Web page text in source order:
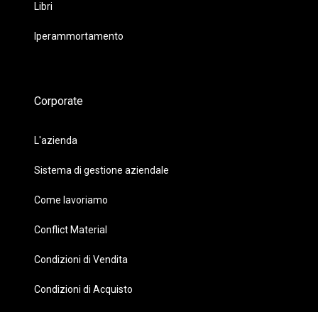
Libri
Iperammortamento
Corporate
L'azienda
Sistema di gestione aziendale
Come lavoriamo
Conflict Material
Condizioni di Vendita
Condizioni di Acquisto